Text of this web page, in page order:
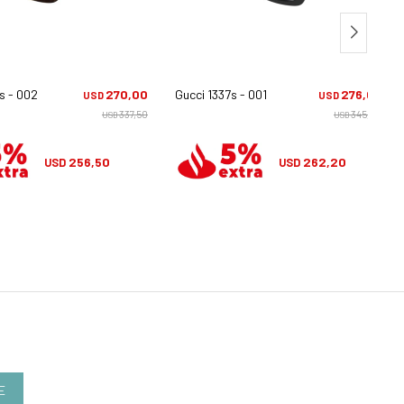
- 002 USD 270,00
USD337,50
USD 256,50
Gucci 1337s - 001 USD 276,00
USD345,00
USD 262,20